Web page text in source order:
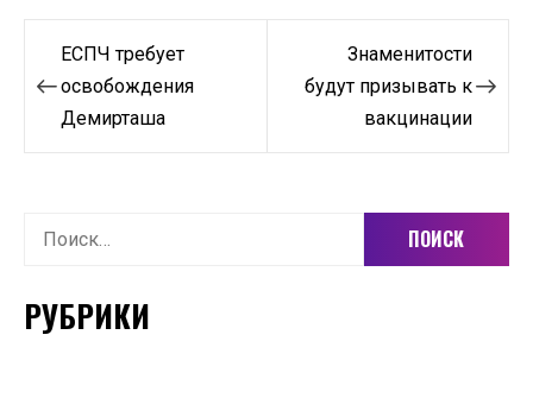
Навигация
по
записям
ЕСПЧ требует
освобождения
Демирташа
Знаменитости
будут призывать к
вакцинации
Найти:
РУБРИКИ